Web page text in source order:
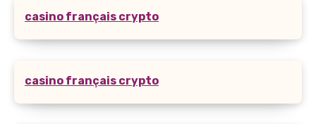
casino français crypto
casino français crypto